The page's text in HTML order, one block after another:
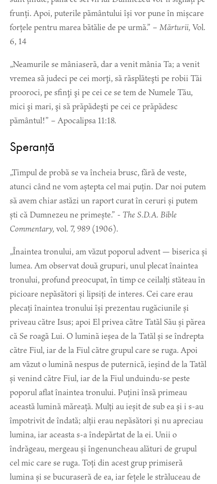
frunți. Apoi, puterile pământului își vor pune în mișcare
forțele pentru marea bătălie de pe urmă.” – Mărturii, Vol.
6, 14
„Neamurile se mâniaseră, dar a venit mânia Ta; a venit
vremea să judeci pe cei morţi, să răsplăteşti pe robii Tăi
prooroci, pe sfinţi şi pe cei ce se tem de Numele Tău,
mici şi mari, şi să prăpădeşti pe cei ce prăpădesc
pământul!” – Apocalipsa 11:18.
Speranță
„Timpul de probă se va încheia brusc, fără de veste,
atunci când ne vom aștepta cel mai puțin. Dar noi putem
să avem chiar astăzi un raport curat în ceruri și putem
ști că Dumnezeu ne primește.” - The S.D.A. Bible
Commentary, vol. 7, 989 (1906).
„Înaintea tronului, am văzut poporul advent — biserica și
lumea. Am observat două grupuri, unul plecat înaintea
tronului, profund preocupat, în timp ce ceilalți stăteau în
picioare nepăsători și lipsiți de interes. Cei care erau
plecați înaintea tronului își prezentau rugăciunile și
priveau către Isus; apoi El privea către Tatăl Său și părea
că Se roagă Lui. O lumină ieșea de la Tatăl și se îndrepta
către Fiul, iar de la Fiul către grupul care se ruga. Apoi
am văzut o lumină nespus de puternică, ieșind de la Tatăl
și venind către Fiul, iar de la Fiul unduindu-se peste
poporul aflat înaintea tronului. Puțini însă primeau
această lumină măreață. Mulți au ieșit de sub ea și i s-au
împotrivit de îndată; alții erau nepăsători și nu apreciau
lumina, iar aceasta s-a îndepărtat de la ei. Unii o
îndrăgeau, mergeau și îngenuncheau alături de grupul
cel mic care se ruga. Toți din acest grup primiseră
lumina și se bucuraseră de ea, iar fețele le străluceau de